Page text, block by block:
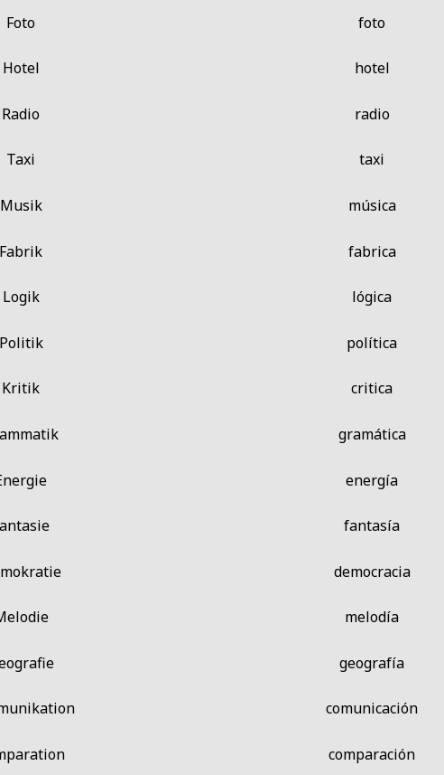
Foto
Hotel
Radio
Taxi
Musik
Fabrik
Logik
Politik
Kritik
foto
hotel
radio
taxi
música
fabrica
lógica
política
critica
gramática
energía
fantasía
democracia
melodía
geografía
comunicación
comparación